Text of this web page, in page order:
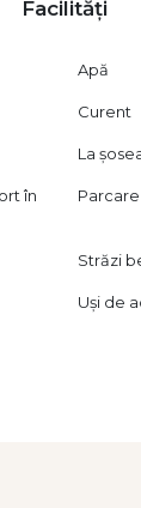
Facilități
Apă
Curent
La
în
Străzi
Uși de